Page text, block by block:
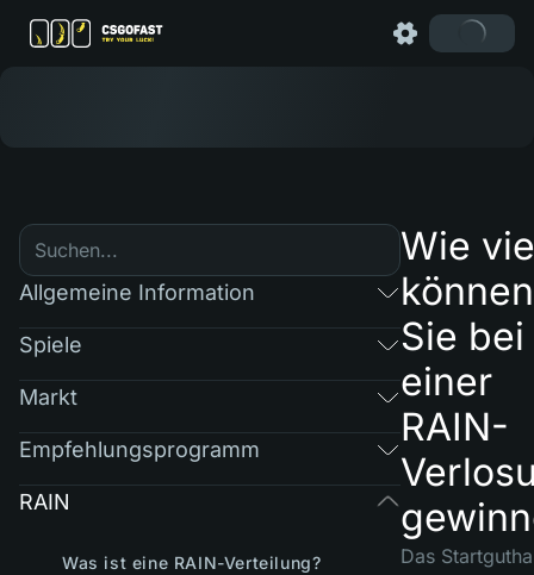
Allgemeine Information
Spiele
Markt
Empfehlungsprogramm
RAIN
Was ist eine RAIN-Verteilung?
Wie
können
Sie bei
einer
RAIN-
Das